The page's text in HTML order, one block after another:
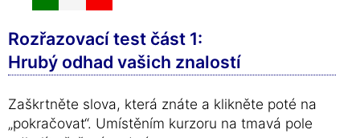
Rozřazovací test část 1:
Hrubý odhad vašich znalostí
Zaškrtněte slova, která znáte a klikněte poté na
„pokračovat“. Umístěním kurzoru na tmavá pole